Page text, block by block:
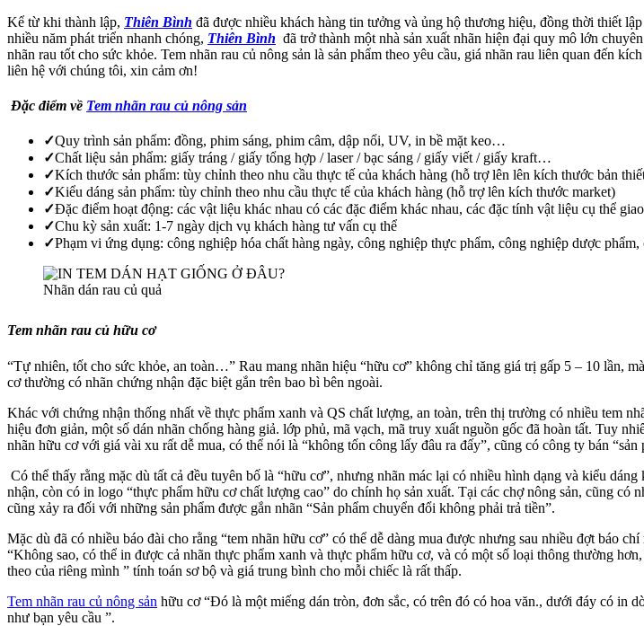
Kể từ khi thành lập, Thiên Bình đã được nhiều khách hàng tin tưởng và ủng hộ thương hiệu, đồng thời thiết
nhiều năm phát triển nhanh chóng, Thiên Bình đã trở thành một nhà sản xuất nhãn hiện đại quy mô lớn
nhãn rau tốt cho sức khỏe. Tem nhãn rau củ nông sản là sản phẩm theo yêu cầu, giá nhãn rau liên quan đến
liên hệ với chúng tôi, xin cảm ơn!
Đặc điểm về Tem nhãn rau củ nông sản
✓Quy trình sản phẩm: đồng, phim sáng, phim câm, dập nổi, UV, in bề mặt keo…
✓Chất liệu sản phẩm: giấy tráng / giấy tổng hợp / laser / bạc sáng / giấy viết / giấy kraft…
✓Kích thước sản phẩm: tùy chỉnh theo nhu cầu thực tế của khách hàng (hỗ trợ lên lên kích thước bản
✓Kiểu dáng sản phẩm: tùy chỉnh theo nhu cầu thực tế của khách hàng (hỗ trợ lên kích thước market)
✓Đặc điểm hoạt động: các vật liệu khác nhau có các đặc điểm khác nhau, các đặc tính vật liệu cụ thể
✓Chu kỳ sản xuất: 1-7 ngày dịch vụ khách hàng tư vấn cụ thể
✓Phạm vi ứng dụng: công nghiệp hóa chất hàng ngày, công nghiệp thực phẩm, công nghiệp dược
Nhãn dán rau củ quả
Tem nhãn rau củ hữu cơ
“Tự nhiên, tốt cho sức khỏe, an toàn…” Rau mang nhãn hiệu “hữu cơ” không chỉ tăng giá trị gấp 5 – 10 lần,
cơ thường có nhãn chứng nhận đặc biệt gắn trên bao bì bên ngoài.
Khác với chứng nhận thống nhất về thực phẩm xanh và QS chất lượng, an toàn, trên thị trường có nhiều tem
hiệu đơn giản, một số dán nhãn chống hàng giả. lớp phủ, mã vạch, mã truy xuất nguồn gốc đã hoàn tất. Tuy
nhãn hữu cơ với giá vài xu rất dễ mua, có thể nói là “không tốn công lấy đâu ra đấy”, cũng có công ty bán
Có thể thấy rằng mặc dù tất cả đều tuyên bố là “hữu cơ”, nhưng nhãn mác lại có nhiều hình dạng và kiểu
nhận, còn có in logo “thực phẩm hữu cơ chất lượng cao” do chính họ sản xuất. Tại các chợ nông sản, cũng
cũng xảy ra đối với những sản phẩm được gắn nhãn “Sản phẩm chuyển đổi không phải trả tiền”.
Mặc dù đã có nhiều báo đài cho rằng “tem nhãn hữu cơ” có thể dễ dàng mua được nhưng sau nhiều đợt báo
“Không sao, có thể in được cả nhãn thực phẩm xanh và thực phẩm hữu cơ, và có một số loại thông thường
theo của riêng mình ” tính toán sơ bộ và giá trung bình cho mỗi chiếc là rất thấp.
Tem nhãn rau củ nông sản hữu cơ “Đó là một miếng dán tròn, đơn sắc, có trên đó có hoa văn., dưới đáy có in
như bạn yêu cầu ”.